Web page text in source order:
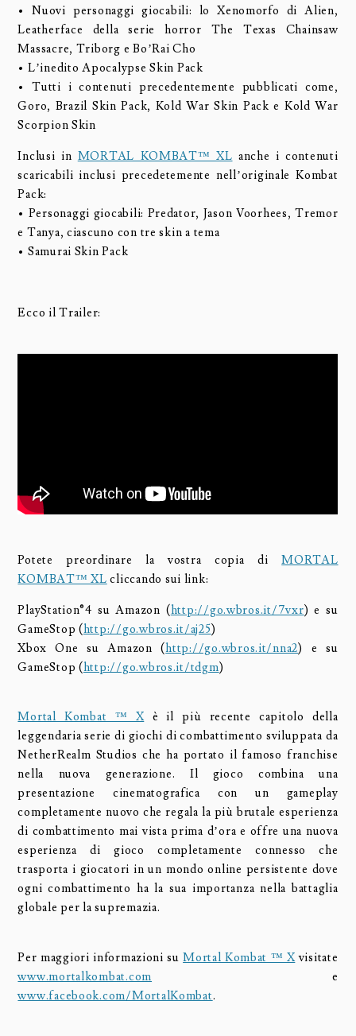
• Nuovi personaggi giocabili: lo Xenomorfo di Alien,
Leatherface della serie horror The Texas Chainsaw
Massacre, Triborg e Bo’Rai Cho
• L’inedito Apocalypse Skin Pack
• Tutti i contenuti precedentemente pubblicati come,
Goro, Brazil Skin Pack, Kold War Skin Pack e Kold War
Scorpion Skin
Inclusi in MORTAL KOMBAT™ XL anche i contenuti
scaricabili inclusi precedetemente nell’originale Kombat
Pack:
• Personaggi giocabili: Predator, Jason Voorhees, Tremor
e Tanya, ciascuno con tre skin a tema
• Samurai Skin Pack
Ecco il Trailer:
Potete preordinare la vostra copia diMORTAL
KOMBAT™ XL cliccando sui link:
PlayStation®4 su Amazon (http://go.wbros.it/7vxr) e su
GameStop (http://go.wbros.it/aj25)
Xbox One su Amazon (http://go.wbros.it/nna2) e su
GameStop (http://go.wbros.it/tdgm)
Mortal Kombat ™ Xè il più recente capitolo della
leggendaria serie di giochi di combattimento sviluppata da
NetherRealm Studios che ha portato il famoso franchise
nella nuova generazione. Il gioco combina una
presentazione cinematografica con un gameplay
completamente nuovo che regala la più brutale esperienza
di combattimento mai vista prima d’ora e offre una nuova
esperienza di gioco completamente connesso che
trasporta i giocatori in un mondo online persistente dove
ogni combattimento ha la sua importanza nella battaglia
globale per la supremazia.
Per maggiori informazioni suMortal Kombat ™ Xvisitate
www.mortalkombat.com e
www.facebook.com/MortalKombat.